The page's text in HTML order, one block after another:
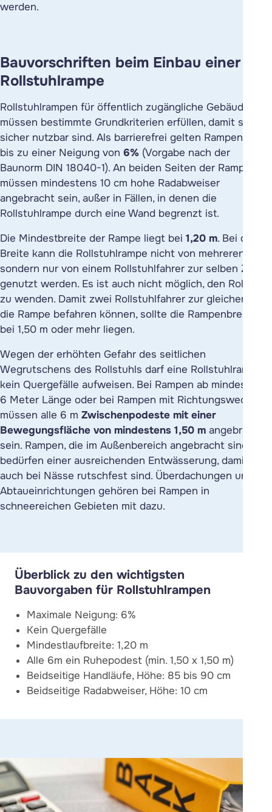
werden.
Bauvorschriften beim Einbau einer
Rollstuhlrampe
Rollstuhlrampen für öffentlich zugängliche Gebäude
müssen bestimmte Grundkriterien erfüllen, damit sie
sicher nutzbar sind. Als barrierefrei gelten Rampen nur
bis zu einer Neigung von 6% (Vorgabe nach der
Baunorm DIN 18040-1). An beiden Seiten der Rampe
müssen mindestens 10 cm hohe Radabweiser
angebracht sein, außer in Fällen, in denen die
Rollstuhlrampe durch eine Wand begrenzt ist.
Die Mindestbreite der Rampe liegt bei 1,20 m. Bei dieser
Breite kann die Rollstuhlrampe nicht von mehreren,
sondern nur von einem Rollstuhlfahrer zur selben Zeit
genutzt werden. Es ist auch nicht möglich, den Rollstuhl
zu wenden. Damit zwei Rollstuhlfahrer zur gleichen Zeit
die Rampe befahren können, sollte die Rampenbreite
bei 1,50 m oder mehr liegen.
Wegen der erhöhten Gefahr des seitlichen
Wegrutschens des Rollstuhls darf eine Rollstuhlrampe
kein Quergefälle aufweisen. Bei Rampen ab mindestens
6 Meter Länge oder bei Rampen mit Richtungswechseln
müssen alle 6 m Zwischenpodeste mit einer
Bewegungsfläche von mindestens 1,50 m angebracht
sein. Rampen, die im Außenbereich angebracht sind,
bedürfen einer ausreichenden Entwässerung, damit sie
auch bei Nässe rutschfest sind. Überdachungen und
Abtaueinrichtungen gehören bei Rampen in
schneereichen Gebieten mit dazu.
Überblick zu den wichtigsten
Bauvorgaben für Rollstuhlrampen
Maximale Neigung: 6%
Kein Quergefälle
Mindestlaufbreite: 1,20 m
Alle 6m ein Ruhepodest (min. 1,50 x 1,50 m)
Beidseitige Handläufe, Höhe: 85 bis 90 cm
Beidseitige Radabweiser, Höhe: 10 cm